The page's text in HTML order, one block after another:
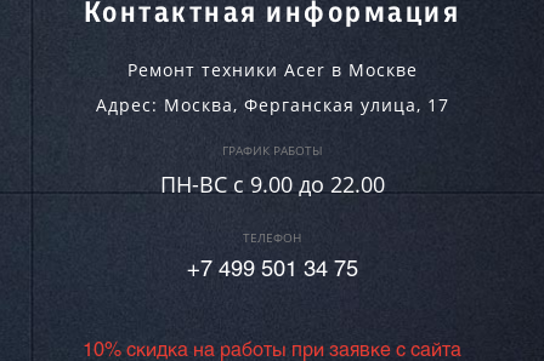
Контактная информация
Ремонт техники Acer в Москве
Адрес: Москва, Ферганская улица, 17
ГРАФИК РАБОТЫ
ПН-ВC c 9.00 до 22.00
ТЕЛЕФОН
+7 499 501 34 75
10% скидка на работы при заявке с сайта